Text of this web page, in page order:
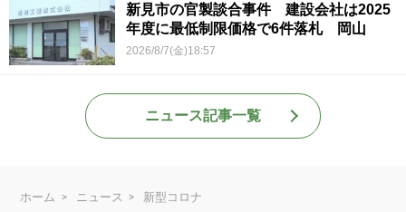
新見市の官製談合事件 建設会社は2025
年度に最低制限価格で6件落札 岡山
2026/8/7(金)18:57
ニュース記事一覧
ホーム ニュース
新型コロナ